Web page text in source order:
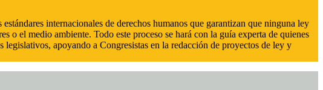
internacionales de derechos humanos que garantizan que ninguna ley
o el medio ambiente. Todo este proceso se hará con la guía experta de quienes
apoyando a Congresistas en la redacción de proyectos de ley y